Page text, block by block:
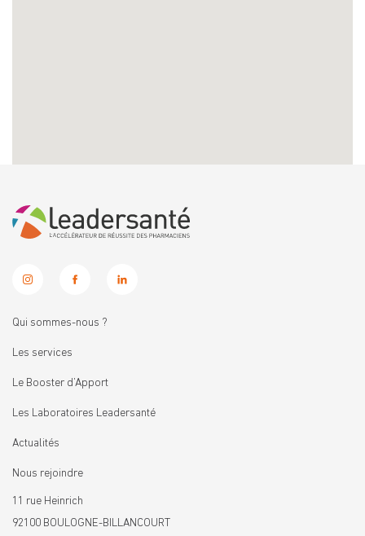
Qui sommes-nous ?
Les services
Le Booster d’Apport
Les Laboratoires Leadersanté
Actualités
Nous rejoindre
11 rue Heinrich
92100 BOULOGNE-BILLANCOURT